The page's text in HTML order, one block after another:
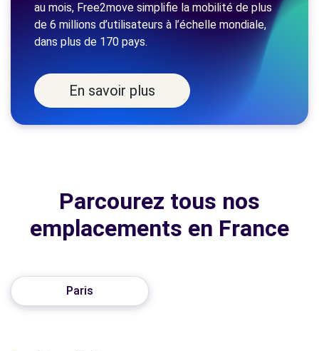
au mois, Free2move simplifie la mobilité de plus
de 6 millions d’utilisateurs à l’échelle mondiale,
dans plus de 170 pays.
En savoir plus
Parcourez tous nos
emplacements en France
Paris